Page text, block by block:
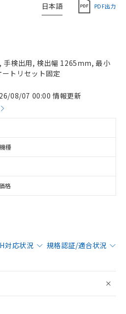
日本語 PDF出力
手検出用, 検出幅 1265mm, 最小
トリセット固定
08/07 00:00 情報更新
種
格
対応状況 規格認証/適合状況